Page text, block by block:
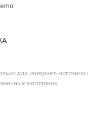
для интернет-
магазинах.